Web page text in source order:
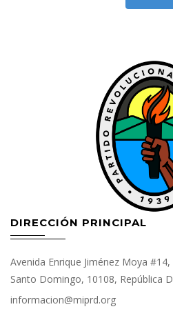
DIRECCIÓN PRINCIPAL
Avenida Enrique Jiménez Moya #14,
Santo Domingo, 10108, República
informacion@miprd.org